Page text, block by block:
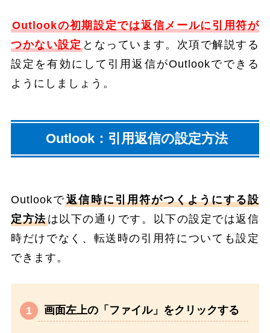
Outlookの初期設定では返信メールに引用符が
つかない設定 となっています。次項で解説する
設定を有効にして引用返信がOutlookでできる
ようにしましょう。
Outlook：引用返信の設定方法
Outlookで返信時に引用符がつくようにする設
定方法は以下の通りです。以下の設定では返信
時だけでなく、転送時の引用符についても設定
できます。
画面左上の「ファイル」をクリックする